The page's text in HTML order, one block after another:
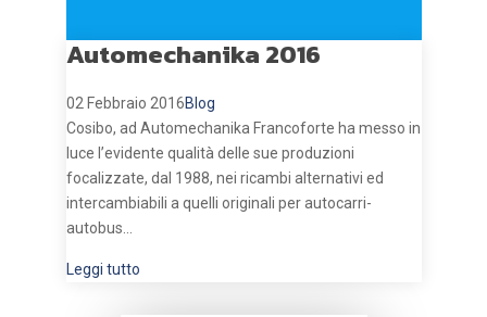
Automechanika 2016
02 Febbraio 2016Blog
Cosibo, ad Automechanika Francoforte ha messo in
luce l’evidente qualità delle sue produzioni
focalizzate, dal 1988, nei ricambi alternativi ed
intercambiabili a quelli originali per autocarri-
autobus...
Leggi tutto